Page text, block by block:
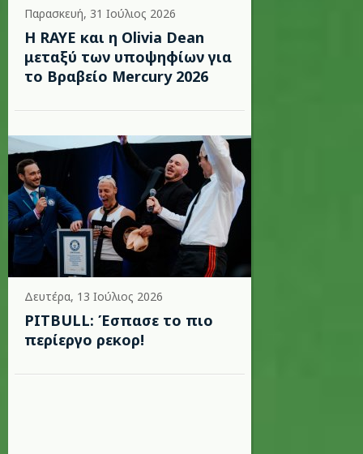
Παρασκευή, 31 Ιούλιος 2026
Η RAYE και η Olivia Dean
μεταξύ των υποψηφίων για
το Βραβείο Mercury 2026
Δευτέρα, 13 Ιούλιος 2026
PITBULL: Έσπασε το πιο
περίεργο ρεκορ!